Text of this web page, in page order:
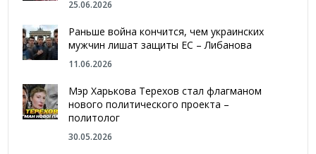
25.06.2026
Раньше война кончится, чем украинских
мужчин лишат защиты ЕС – Либанова
11.06.2026
Мэр Харькова Терехов стал флагманом
нового политического проекта –
политолог
30.05.2026